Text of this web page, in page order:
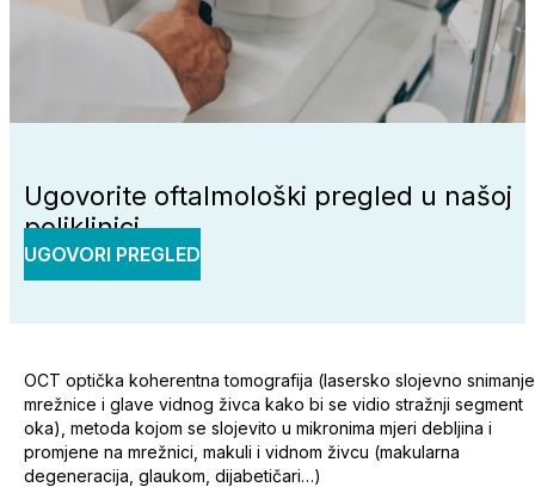
Ugovorite oftalmološki pregled u našoj
poliklinici
UGOVORI PREGLED
OCT optička koherentna tomografija (lasersko slojevno snimanje
mrežnice i glave vidnog živca kako bi se vidio stražnji segment
oka), metoda kojom se slojevito u mikronima mjeri debljina i
promjene na mrežnici, makuli i vidnom živcu (makularna
degeneracija, glaukom, dijabetičari…)